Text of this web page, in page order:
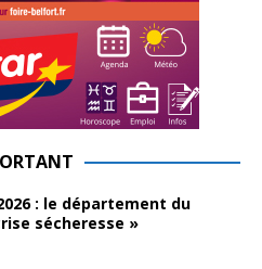
: le département du
sécheresse »